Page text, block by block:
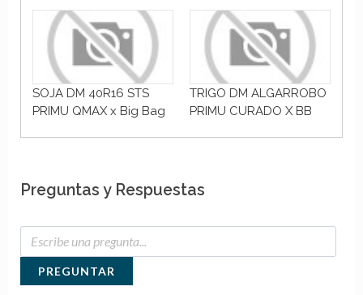
SOJA DM 40R16 STS
PRIMU QMAX x Big Bag
TRIGO DM ALGARROBO
PRIMU CURADO X BB
Preguntas y Respuestas
PREGUNTAR